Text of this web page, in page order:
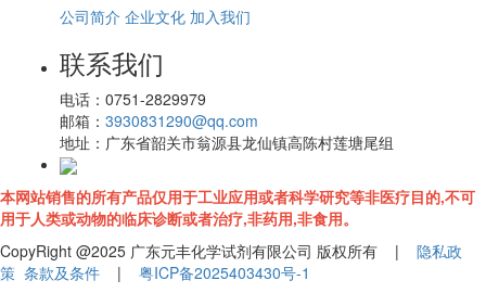
公司简介 企业文化 加入我们
联系我们
电话： 0751-2829979
邮箱： 3930831290@qq.com
地址： 广东省韶关市翁源县龙仙镇高陈村莲塘尾组
本网站销售的所有产品仅用于工业应用或者科学研究等非医疗目的,不可
用于人类或动物的临床诊断或者治疗,非药用,非食用。
CopyRight @2025 广东元丰化学试剂有限公司 版权所有 | 隐私政
策 条款及条件 | 粤ICP备2025403430号-1